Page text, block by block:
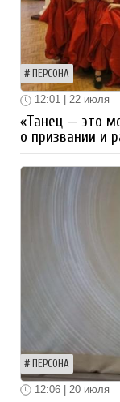
ПЕРСОНА
12:01 | 22 июля
«Танец — это
о призвании и
ПЕРСОНА
12:06 | 20 июля